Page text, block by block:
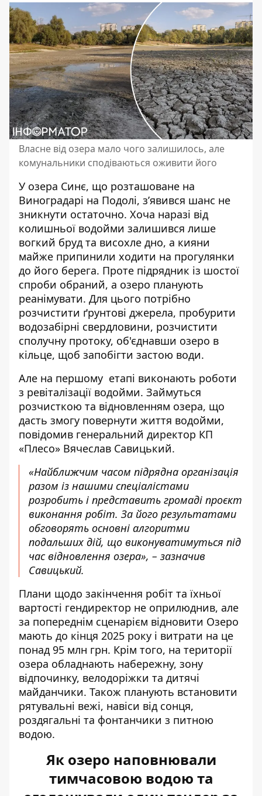
Власне від озера мало чого залишилось, але
комунальники сподіваються оживити його
У озера Синє, що розташоване на
Виноградарі на Подолі, з’явився шанс не
зникнути остаточно. Хоча наразі від
колишньої водойми залишився лише
вогкий бруд та висохле дно, а кияни
майже припинили ходити на прогулянки
до його берега. Проте підрядник із шостої
спроби обраний, а озеро планують
реанімувати. Для цього потрібно
розчистити ґрунтові джерела, пробурити
водозабірні свердловини, розчистити
сполучну протоку, об'єднавши озеро в
кільце, щоб запобігти застою води.
Але на першому етапі виконають роботи
з ревіталізації водойми. Займуться
розчисткою та відновленням озера, що
дасть змогу повернути життя водойми,
повідомив генеральний директор КП
«Плесо» Вячеслав Савицький.
«Найближчим часом підрядна організація
разом із нашими спеціалістами
розробить і представить громаді проєкт
виконання робіт. За його результатами
обговорять основні алгоритми
подальших дій, що виконуватимуться під
час відновлення озера», – зазначив
Савицький.
Плани щодо закінчення робіт та їхньої
вартості гендиректор не оприлюднив, але
за попереднім сценарієм відновити Озеро
мають до кінця 2025 року і витрати на це
понад 95 млн грн. Крім того, на території
озера обладнають набережну, зону
відпочинку, велодоріжки та дитячі
майданчики. Також планують встановити
рятувальні вежі, навіси від сонця,
роздягальні та фонтанчики з питною
водою.
Як озеро наповнювали
тимчасовою водою та